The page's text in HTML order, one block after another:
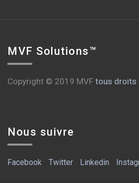
MVF Solutions™
Copyright © 2019 MVF tous droits
Nous suivre
Facebook Twitter Linkedin